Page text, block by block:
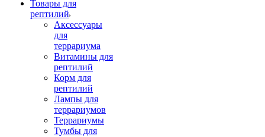
Товары для
рептилий
Аксессуары
для
террариума
Витамины для
рептилий
Корм для
рептилий
Лампы для
террариумов
Террариумы
Тумбы для